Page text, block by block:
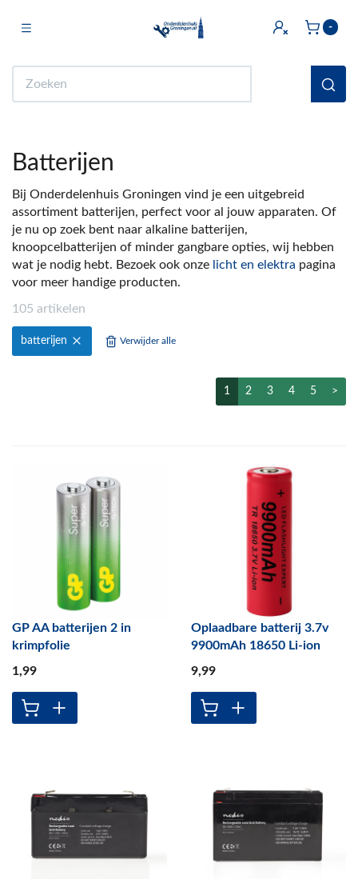
(Doe het zelf)
(Huishouden en Wonen)
(Sanitair)
(Keuken)
(Fiets)
(Witgoed Onderdelen)
Toggle navigation -
Batterijen
Bij Onderdelenhuis Groningen vind je een uitgebreid
assortiment batterijen, perfect voor al jouw apparaten. Of
je nu op zoek bent naar alkaline batterijen,
knoopcelbatterijen of minder gangbare opties, wij hebben
wat je nodig hebt. Bezoek ook onze licht en elektra pagina
voor meer handige producten.
105 artikelen
batterijen Verwijder alle
1 2 3 4 5 >
GP AA batterijen 2 in
krimpfolie
1,99
Oplaadbare batterij 3.7v
9900mAh 18650 Li-ion
9,99